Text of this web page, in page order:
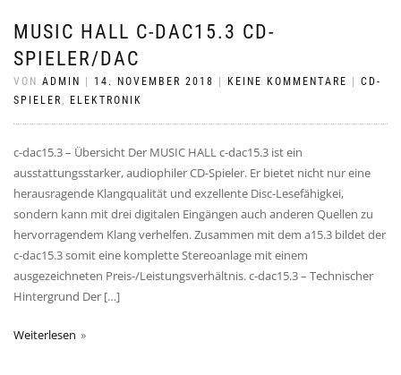
MUSIC HALL C-DAC15.3 CD-
SPIELER/DAC
VON ADMIN | 14. NOVEMBER 2018 | KEINE KOMMENTARE | CD-
SPIELER
ELEKTRONIK
c-dac15.3 – Übersicht Der MUSIC HALL c-dac15.3 ist ein
ausstattungsstarker, audiophiler CD-Spieler. Er bietet nicht nur eine
herausragende Klangqualität und exzellente Disc-Lesefähigkei,
sondern kann mit drei digitalen Eingängen auch anderen Quellen zu
hervorragendem Klang verhelfen. Zusammen mit dem a15.3 bildet der
c-dac15.3 somit eine komplette Stereoanlage mit einem
ausgezeichneten Preis-/Leistungsverhältnis. c-dac15.3 – Technischer
Hintergrund Der […]
Weiterlesen